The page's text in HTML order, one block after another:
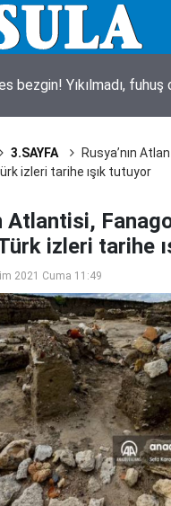
bezgin! Yıkılmadı,
3.SAYFA
Rusya’nın
izleri tarihe ışık tutuyor
Atlantisi,
izleri tarihe
2021 Cuma 11:49